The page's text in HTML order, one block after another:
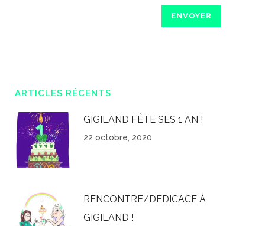
ARTICLES RÉCENTS
GIGILAND FÊTE SES 1 AN !
22 octobre, 2020
RENCONTRE/DEDICACE À
GIGILAND !